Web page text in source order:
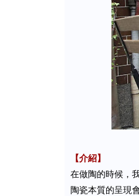
【介紹】
在做陶的時候，
陶瓷本質的呈現